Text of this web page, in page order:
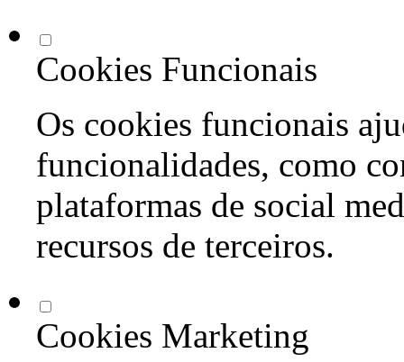
Cookies Funcionais
Os cookies funcionais
funcionalidades, como
plataformas de social
recursos de terceiros.
Cookies Marketing